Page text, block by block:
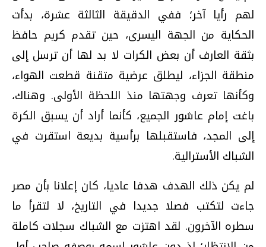
لهم رأيا آخر؛ ففي الدقيقة الثالثة عشرة، بدأت
الحكاية من الجهة اليسرى، حين تقدم كريم حافظ
بثقة العارف أن بعض الكرات لا بد لها أن ترسل إلى
منطقة الجزاء، ليطلق عرضية متقنة قطعت الهواء،
وكأنها تعرف وجهتها منذ اللحظة الأولى. وهناك،
باغت إمام عاشور الجميع، كأنما أراد أن يسبق الكرة
إلى المجد، فاستقبلها برأسية بديعة استقرت في
الشباك الأسترالية.
لم يكن ذلك الهدف هدفا عاديا، كان إعلانا بأن مصر
جاءت لتكتب فصلا جديدا في التاريخ، لا لتقرأ ما
سطره الآخرون. لقد اهتزت مع الشباك سجلات كاملة